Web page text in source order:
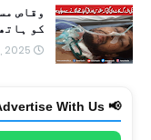
وقاص
کو
2025
📢 Advertise With Us